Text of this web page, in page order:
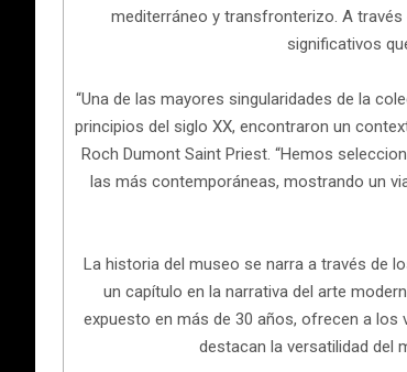
mediterráneo y transfronterizo. A
significativos
“Una de las mayores singularidades de la
principios del siglo XX, encontraron un
Roch Dumont Saint Priest. “Hemos
las más contemporáneas, mostrando un
La historia del museo se narra a través de
un capítulo en la narrativa del arte
expuesto en más de 30 años, ofrecen a los
destacan la versatilidad del